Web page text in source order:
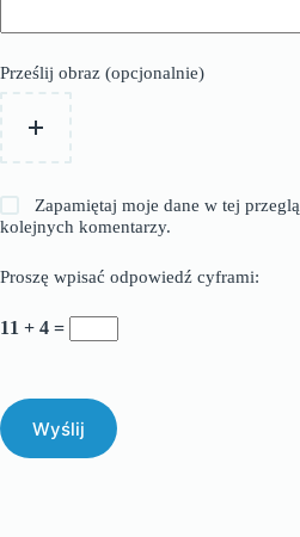
Prześlij obraz (opcjonalnie)
Zapamiętaj moje dane w tej
kolejnych komentarzy.
Proszę wpisać odpowiedź cyframi:
11 + 4 =
Wyślij